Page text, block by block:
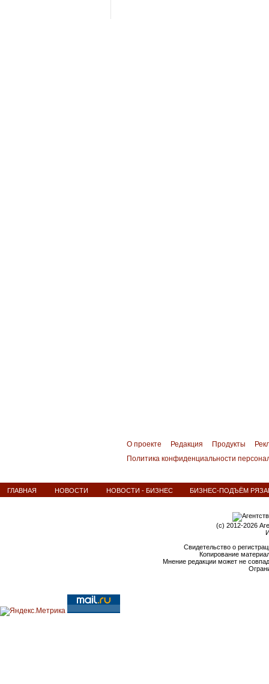
О проекте Редакция Продукты
Политика конфиденциальности
ГЛАВНАЯ НОВОСТИ НОВОСТИ - БИЗНЕС БИЗНЕС-ПОДЪЁМ
(c) 2012-2026
Свидетельство о
Копирование
Мнение редакции может не